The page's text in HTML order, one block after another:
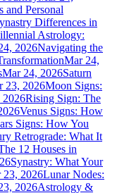
and Personal
Differences in
Astrology:
2026Navigating the
Mar 24,
Mar 24, 2026Saturn
23, 2026Moon Signs:
2026Rising Sign: The
Venus Signs: How
Signs: How You
Retrograde: What It
12 Houses in
Synastry: What Your
23, 2026Lunar Nodes:
2026Astrology &